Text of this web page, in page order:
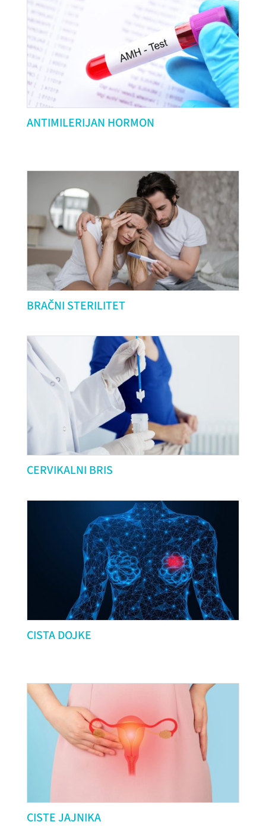
ANTIMILERIJAN HORMON
BRAČNI STERILITET
CERVIKALNI BRIS
CISTA DOJKE
CISTE JAJNIKA